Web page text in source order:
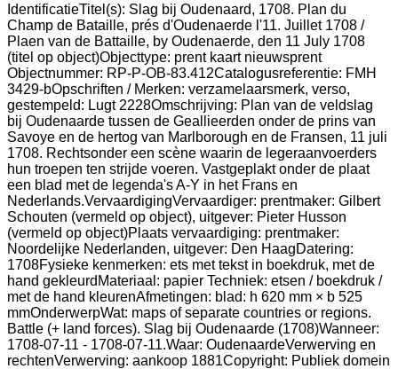
IdentificatieTitel(s): Slag bij Oudenaard, 1708. Plan du
Champ de Bataille, prés d'Oudenaerde l'11. Juillet 1708 /
Plaen van de Battaille, by Oudenaerde, den 11 July 1708
(titel op object)Objecttype: prent kaart nieuwsprent
Objectnummer: RP-P-OB-83.412Catalogusreferentie: FMH
3429-bOpschriften / Merken: verzamelaarsmerk, verso,
gestempeld: Lugt 2228Omschrijving: Plan van de veldslag
bij Oudenaarde tussen de Geallieerden onder de prins van
Savoye en de hertog van Marlborough en de Fransen, 11 juli
1708. Rechtsonder een scène waarin de legeraanvoerders
hun troepen ten strijde voeren. Vastgeplakt onder de plaat
een blad met de legenda's A-Y in het Frans en
Nederlands.VervaardigingVervaardiger: prentmaker: Gilbert
Schouten (vermeld op object), uitgever: Pieter Husson
(vermeld op object)Plaats vervaardiging: prentmaker:
Noordelijke Nederlanden, uitgever: Den HaagDatering:
1708Fysieke kenmerken: ets met tekst in boekdruk, met de
hand gekleurdMateriaal: papier Techniek: etsen / boekdruk /
met de hand kleurenAfmetingen: blad: h 620 mm × b 525
mmOnderwerpWat: maps of separate countries or regions.
Battle (+ land forces). Slag bij Oudenaarde (1708)Wanneer:
1708-07-11 - 1708-07-11.Waar: OudenaardeVerwerving en
rechtenVerwerving: aankoop 1881Copyright: Publiek domein